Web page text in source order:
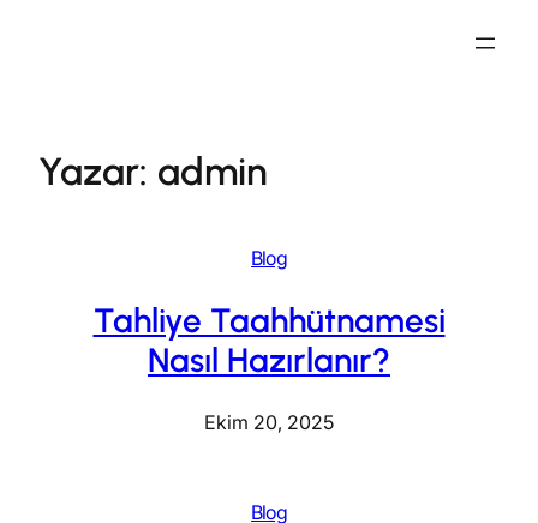
Yazar: admin
Blog
Tahliye Taahhütnamesi
Nasıl Hazırlanır?
Ekim 20, 2025
Blog